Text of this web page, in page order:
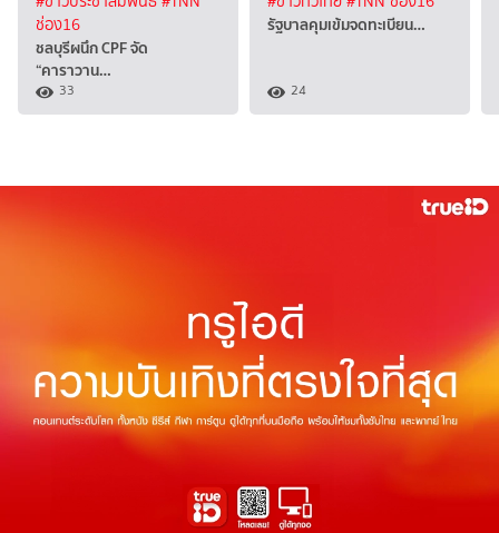
ช่อง16
ชลบุรีผนึก CPF จัด
“คาราวาน…
33
รัฐบาลคุมเข้มจดทะเบียน…
24